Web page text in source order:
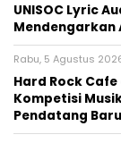
UNISOC Lyric
Mendengarkan
Rabu, 5 Agustus
Hard Rock
Kompetisi
Pendatang Baru